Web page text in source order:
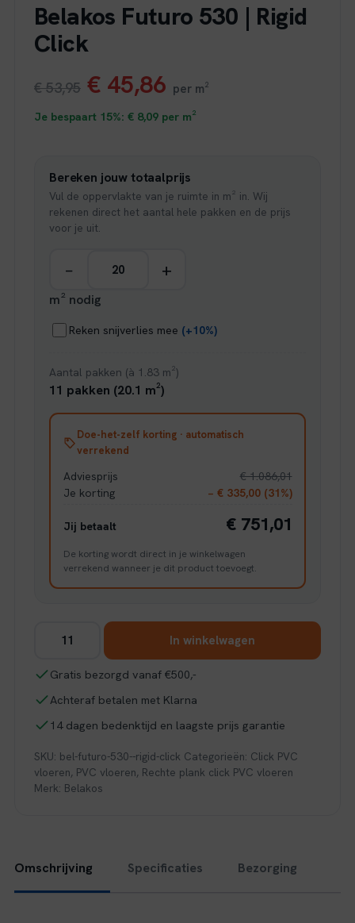
Belakos Futuro 530 | Rigid
Click
€53,95 Oorspronkelijke
prijs
€ 53,95.
€ 45,86 Huidige
prijs
€ 45,86.
per m²
Je bespaart 15%: € 8,09 per m²
Bereken jouw totaalprijs
Vul de oppervlakte van je ruimte in m² in. Wij
rekenen direct het aantal hele pakken en de prijs
voor je uit.
− +
m² nodig
Reken snijverlies mee (+10%)
Aantal pakken (à 1.83 m²)
11 pakken (20.1 m²)
Doe-het-zelf korting · automatisch
verrekend
Adviesprijs
€ 1.086,01
Je korting
− € 335,00 (31%)
Jij betaalt € 751,01
De korting wordt direct in je winkelwagen
verrekend wanneer je dit product toevoegt.
Futuro
530
Rigid
Click
In winkelwagen
Gratis bezorgd vanaf €500,-
Achteraf betalen met Klarna
14 dagen bedenktijd en laagste prijs garantie
SKU: bel-futuro-530--rigid-click Categorieën: Click PVC
vloeren, PVC vloeren, Rechte plank click PVC vloeren
Merk: Belakos
Omschrijving Specificaties Bezorging